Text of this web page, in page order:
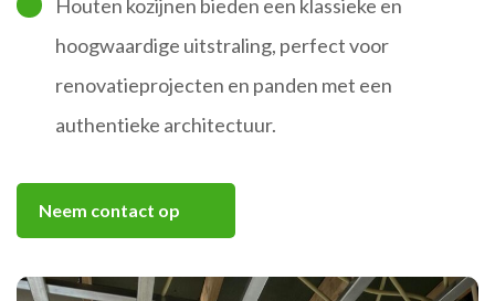
Houten kozijnen bieden een klassieke en
hoogwaardige uitstraling, perfect voor
renovatieprojecten en panden met een
authentieke architectuur.
Neem contact op